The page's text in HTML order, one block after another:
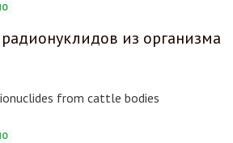
из организма
from cattle bodies